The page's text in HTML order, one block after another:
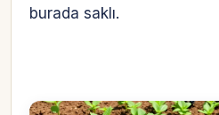
burada saklı.